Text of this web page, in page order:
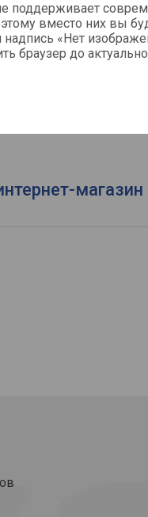
поддерживает
вместо них вы
надпись «Нет
браузер до
Рамка
магазин